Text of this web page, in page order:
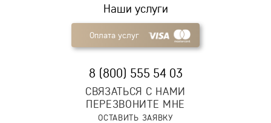
Наши услуги
Оплата услуг
8 (800) 555 54 03
СВЯЗАТЬСЯ С НАМИ
ПЕРЕЗВОНИТЕ МНЕ
ОСТАВИТЬ ЗАЯВКУ